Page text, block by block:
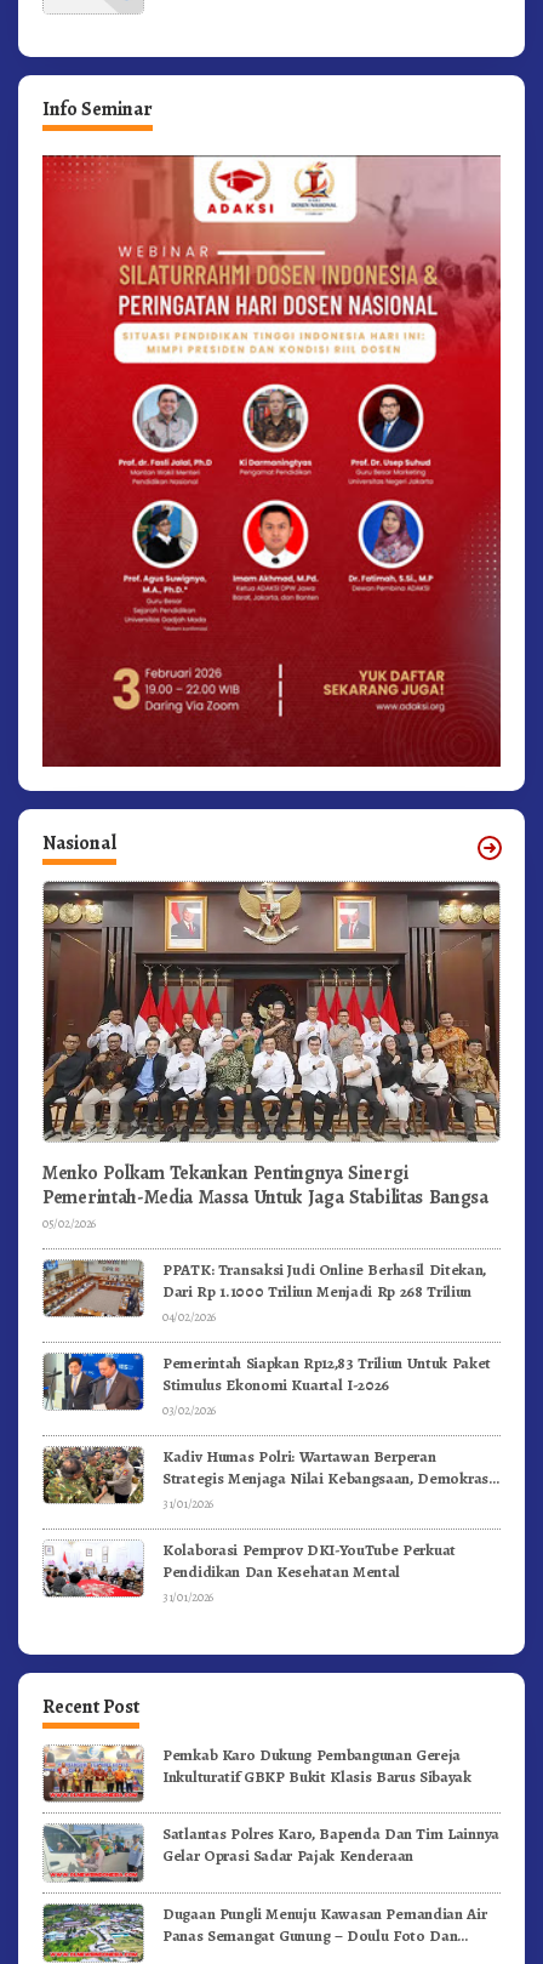
Info Seminar
Nasional
Menko Polkam Tekankan Pentingnya Sinergi
Pemerintah-Media Massa Untuk Jaga Stabilitas Bangsa
05/02/2026
PPATK: Transaksi Judi Online Berhasil Ditekan,
Dari Rp 1.1000 Triliun Menjadi Rp 268 Triliun
04/02/2026
Pemerintah Siapkan Rp12,83 Triliun Untuk Paket
Stimulus Ekonomi Kuartal I-2026
03/02/2026
Kadiv Humas Polri: Wartawan Berperan
Strategis Menjaga Nilai Kebangsaan, Demokrasi,
dan NKRI
31/01/2026
Kolaborasi Pemprov DKI-YouTube Perkuat
Pendidikan Dan Kesehatan Mental
31/01/2026
Recent Post
Pemkab Karo Dukung Pembangunan Gereja
Inkulturatif GBKP Bukit Klasis Barus Sibayak
Satlantas Polres Karo, Bapenda Dan Tim Lainnya
Gelar Oprasi Sadar Pajak Kenderaan
Dugaan Pungli Menuju Kawasan Pemandian Air
Panas Semangat Gunung – Doulu Foto Dan